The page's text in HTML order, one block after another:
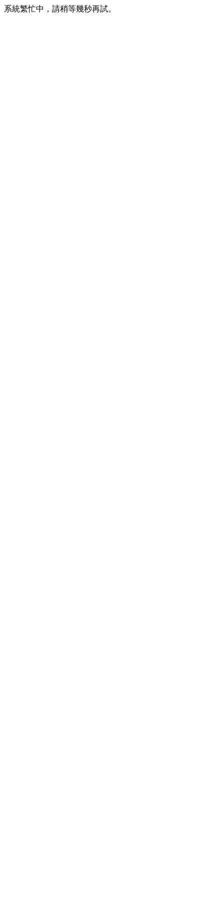
系統繁忙中，請稍等幾秒再試。